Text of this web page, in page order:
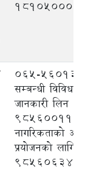
065-560133,
सम्बन्धी विविध
जानकारी लिन
9856001113
नागरिकताको
प्रयोजनको लागि
9856063403